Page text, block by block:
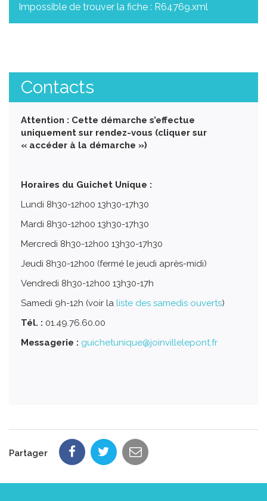
Impossible de trouver la fiche : R64769.xml
Contacts
Attention : Cette démarche s’effectue
uniquement sur rendez-vous (cliquer sur
« accéder à la démarche »)
Horaires du Guichet Unique :
Lundi 8h30-12h00 13h30-17h30
Mardi 8h30-12h00 13h30-17h30
Mercredi 8h30-12h00 13h30-17h30
Jeudi 8h30-12h00 (fermé le jeudi après-midi)
Vendredi 8h30-12h00 13h30-17h
Samedi 9h-12h (voir la liste des samedis ouverts)
Tél. : 01.49.76.60.00
Messagerie : guichetunique@joinvillelepont.fr
Partager